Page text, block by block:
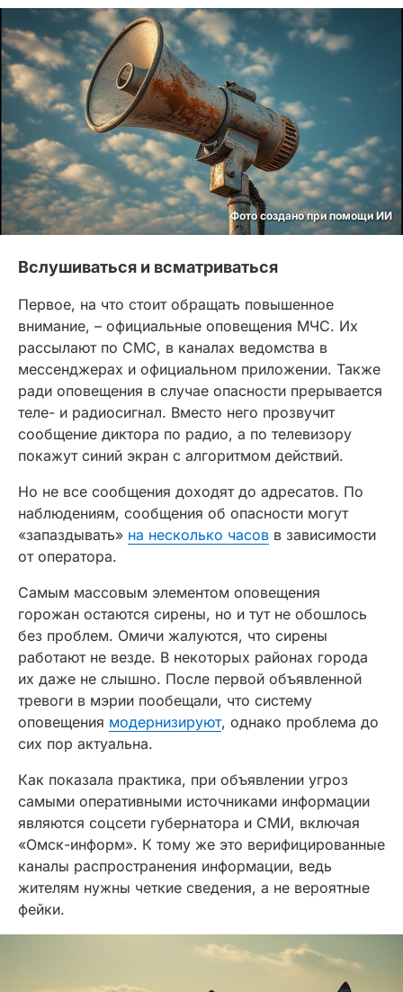
Фото создано при помощи ИИ
Вслушиваться и всматриваться
Первое, на что стоит обращать повышенное
внимание, – официальные оповещения МЧС. Их
рассылают по СМС, в каналах ведомства в
мессенджерах и официальном приложении. Также
ради оповещения в случае опасности прерывается
теле- и радиосигнал. Вместо него прозвучит
сообщение диктора по радио, а по телевизору
покажут синий экран с алгоритмом действий.
Но не все сообщения доходят до адресатов. По
наблюдениям, сообщения об опасности могут
«запаздывать» на несколько часов в зависимости
от оператора.
Самым массовым элементом оповещения
горожан остаются сирены, но и тут не обошлось
без проблем. Омичи жалуются, что сирены
работают не везде. В некоторых районах города
их даже не слышно. После первой объявленной
тревоги в мэрии пообещали, что систему
оповещения модернизируют, однако проблема до
сих пор актуальна.
Как показала практика, при объявлении угроз
самыми оперативными источниками информации
являются соцсети губернатора и СМИ, включая
«Омск-информ». К тому же это верифицированные
каналы распространения информации, ведь
жителям нужны четкие сведения, а не вероятные
фейки.